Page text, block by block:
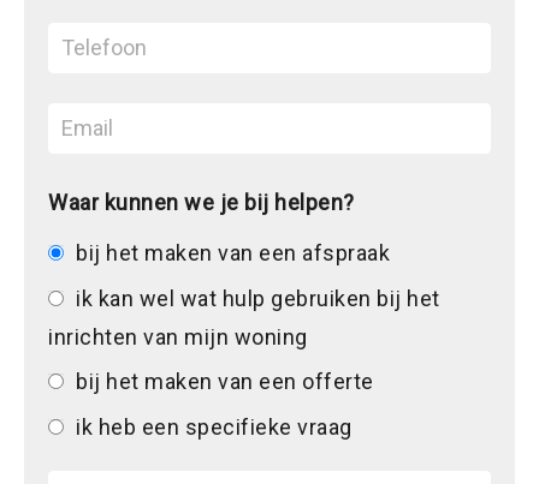
Waar kunnen we je bij helpen?
bij het maken van een afspraak
ik kan wel wat hulp gebruiken bij het
inrichten van mijn woning
bij het maken van een offerte
ik heb een specifieke vraag